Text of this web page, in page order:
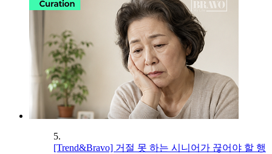
5.
[Trend&Bravo] 거절 못 하는 시니어가 끊어야 할 행